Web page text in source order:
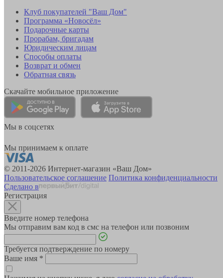
Клуб покупателей "Ваш Дом"
Программа «Новосёл»
Подарочные карты
Прорабам, бригадам
Юридическим лицам
Способы оплаты
Возврат и обмен
Обратная связь
Скачайте мобильное приложение
Мы в соцсетях
Мы принимаем к оплате
© 2011-2026 Интернет-магазин «Ваш Дом»
Пользовательское соглашение Политика конфиденциальности
Сделано в
Регистрация
Введите номер телефона
Мы отправим вам код в смс на телефон или позвоним
Требуется подтверждение по номеру
Ваше имя *